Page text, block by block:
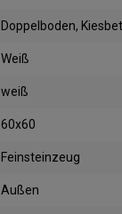
Doppelboden,
Weiß
weiß
60x60
Feinsteinzeug
Außen